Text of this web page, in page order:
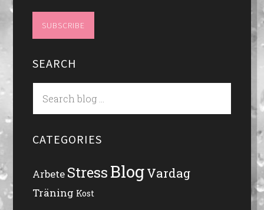
SEARCH
CATEGORIES
Arbete StressBlogVardag
Träning Kost